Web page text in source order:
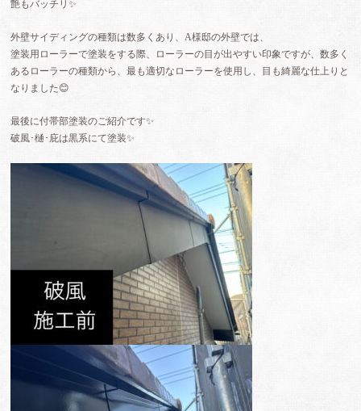
艶もバッチリ✨
外壁サイディングの種類は数多くあり、A様邸の外壁では、
塗装用ローラーで塗装をする際、ローラーの目が出やすい印象ですが、数多く
あるローラーの種類から、最も適切なローラーを使用し、目も綺麗な仕上りと
なりました😊
最後に付帯部塗装のご紹介です✨
破風･樋･庇は黒系にて塗装✨